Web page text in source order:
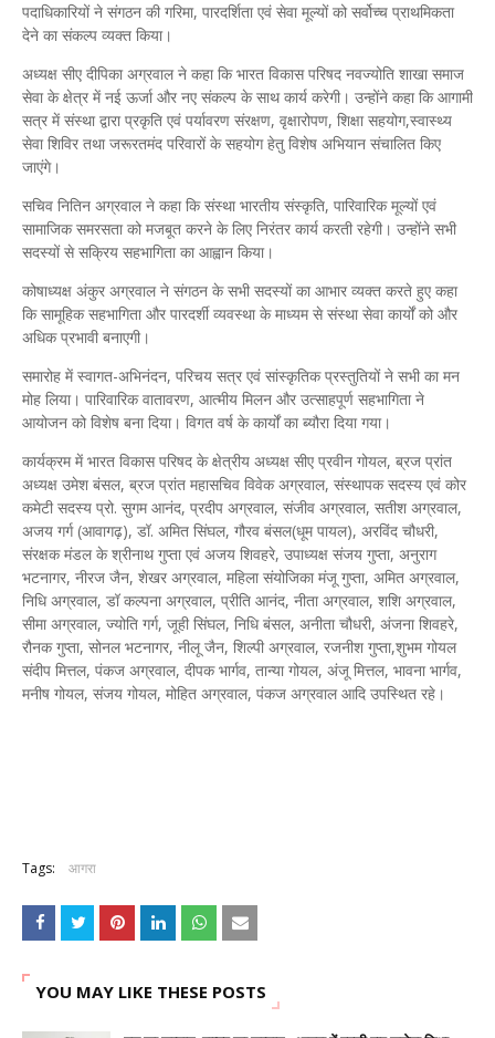
पदाधिकारियों ने संगठन की गरिमा, पारदर्शिता एवं सेवा मूल्यों को सर्वोच्च प्राथमिकता
देने का संकल्प व्यक्त किया।
अध्यक्ष सीए दीपिका अग्रवाल ने कहा कि भारत विकास परिषद नवज्योति शाखा समाज
सेवा के क्षेत्र में नई ऊर्जा और नए संकल्प के साथ कार्य करेगी। उन्होंने कहा कि आगामी
सत्र में संस्था द्वारा प्रकृति एवं पर्यावरण संरक्षण, वृक्षारोपण, शिक्षा सहयोग,स्वास्थ्य
सेवा शिविर तथा जरूरतमंद परिवारों के सहयोग हेतु विशेष अभियान संचालित किए
जाएंगे।
सचिव नितिन अग्रवाल ने कहा कि संस्था भारतीय संस्कृति, पारिवारिक मूल्यों एवं
सामाजिक समरसता को मजबूत करने के लिए निरंतर कार्य करती रहेगी। उन्होंने सभी
सदस्यों से सक्रिय सहभागिता का आह्वान किया।
कोषाध्यक्ष अंकुर अग्रवाल ने संगठन के सभी सदस्यों का आभार व्यक्त करते हुए कहा
कि सामूहिक सहभागिता और पारदर्शी व्यवस्था के माध्यम से संस्था सेवा कार्यों को और
अधिक प्रभावी बनाएगी।
समारोह में स्वागत-अभिनंदन, परिचय सत्र एवं सांस्कृतिक प्रस्तुतियों ने सभी का मन
मोह लिया। पारिवारिक वातावरण, आत्मीय मिलन और उत्साहपूर्ण सहभागिता ने
आयोजन को विशेष बना दिया। विगत वर्ष के कार्यों का ब्यौरा दिया गया।
कार्यक्रम में भारत विकास परिषद के क्षेत्रीय अध्यक्ष सीए प्रवीन गोयल, ब्रज प्रांत
अध्यक्ष उमेश बंसल, ब्रज प्रांत महासचिव विवेक अग्रवाल, संस्थापक सदस्य एवं कोर
कमेटी सदस्य प्रो. सुगम आनंद, प्रदीप अग्रवाल, संजीव अग्रवाल, सतीश अग्रवाल,
अजय गर्ग (आवागढ़), डॉ. अमित सिंघल, गौरव बंसल(धूम पायल), अरविंद चौधरी,
संरक्षक मंडल के श्रीनाथ गुप्ता एवं अजय शिवहरे, उपाध्यक्ष संजय गुप्ता, अनुराग
भटनागर, नीरज जैन, शेखर अग्रवाल, महिला संयोजिका मंजू गुप्ता, अमित अग्रवाल,
निधि अग्रवाल, डॉ कल्पना अग्रवाल, प्रीति आनंद, नीता अग्रवाल, शशि अग्रवाल,
सीमा अग्रवाल, ज्योति गर्ग, जूही सिंघल, निधि बंसल, अनीता चौधरी, अंजना शिवहरे,
रौनक गुप्ता, सोनल भटनागर, नीलू जैन, शिल्पी अग्रवाल, रजनीश गुप्ता,शुभम गोयल
संदीप मित्तल, पंकज अग्रवाल, दीपक भार्गव, तान्या गोयल, अंजू मित्तल, भावना भार्गव,
मनीष गोयल, संजय गोयल, मोहित अग्रवाल, पंकज अग्रवाल आदि उपस्थित रहे।
Tags: आगरा
YOU MAY LIKE THESE POSTS